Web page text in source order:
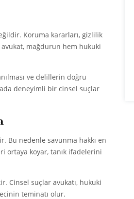
Koruma kararları, gizlilik
mağdurun hem hukuki
ve delillerin doğru
deneyimli bir cinsel suçlar
Bu nedenle savunma hakkı en
ortaya koyar, tanık ifadelerini
Cinsel suçlar avukatı, hukuki
teminatı olur.